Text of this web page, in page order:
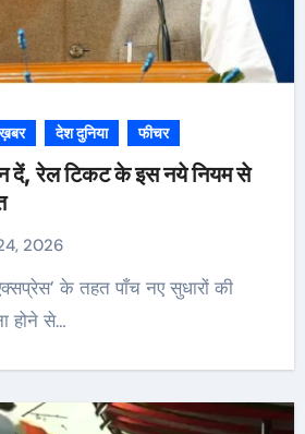
देश दुनिया फीचर
दें, रेल टिकट के इस नये नियम से
2026
होने से…